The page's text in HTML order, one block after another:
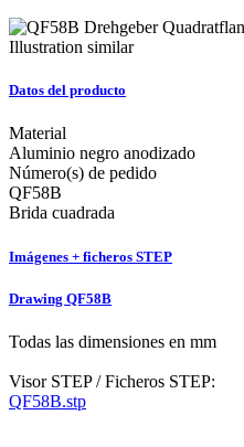
Illustration similar
Datos del producto
Material
Aluminio negro anodizado
Número(s) de pedido
QF58B
Brida cuadrada
Imágenes + ficheros STEP
Drawing QF58B
Todas las dimensiones en mm
Visor STEP / Ficheros STEP:
QF58B.stp